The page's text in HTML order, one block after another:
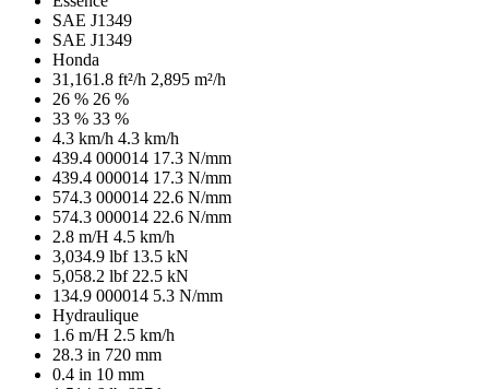
SAE J1349
SAE J1349
Honda
31,161.8 ft²/h 2,895 m²/h
26 % 26 %
33 % 33 %
4.3 km/h 4.3 km/h
439.4 000014 17.3 N/mm
439.4 000014 17.3 N/mm
574.3 000014 22.6 N/mm
574.3 000014 22.6 N/mm
2.8 m/H 4.5 km/h
3,034.9 lbf 13.5 kN
5,058.2 lbf 22.5 kN
134.9 000014 5.3 N/mm
Hydraulique
1.6 m/H 2.5 km/h
28.3 in 720 mm
0.4 in 10 mm